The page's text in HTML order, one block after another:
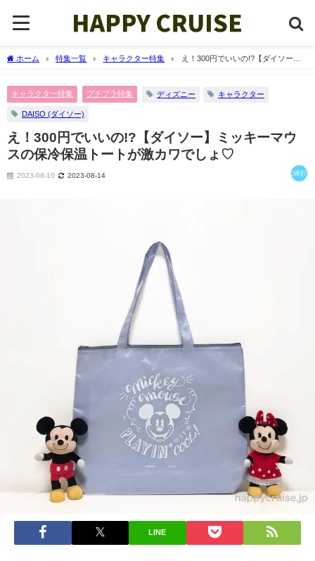
ホーム 特集一覧 キャラクター特集
え！300円でいいの!?【ダイソー】
キャラクター特集 プチプラ特集 ディズニー キャラクター
DAISO (ダイソー)
え！300円でいいの!?【ダイソー】ミッキーマウ
スの保冷保温トートが激カワでしょ♡
2023-08-10 2023-08-14
LINE